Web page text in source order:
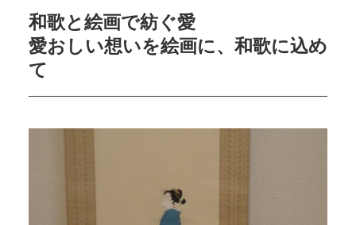
和歌と絵画で紡ぐ愛
愛おしい想いを絵画に、和歌に込め
て